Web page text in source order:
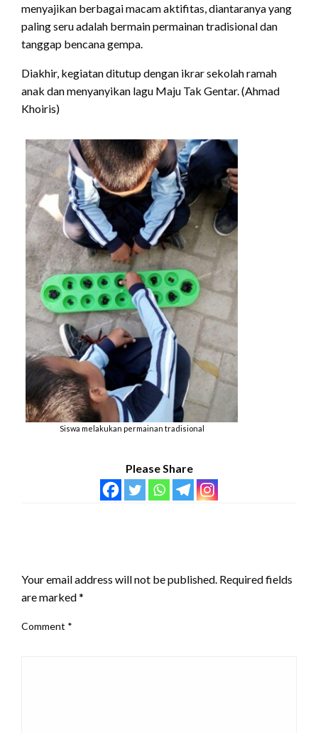
menyajikan berbagai macam aktifitas, diantaranya yang
paling seru adalah bermain permainan tradisional dan
tanggap bencana gempa.
Diakhir, kegiatan ditutup dengan ikrar sekolah ramah
anak dan menyanyikan lagu Maju Tak Gentar. (Ahmad
Khoiris)
Siswa melakukan permainan tradisional
Please Share
Your email address will not be published. Required fields
are marked*
Comment *